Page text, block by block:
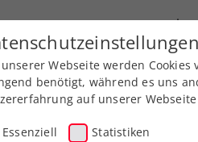
Ausbildung
Webseite werden
benötigt, während es uns
auf unserer
Essenziell Statistiken